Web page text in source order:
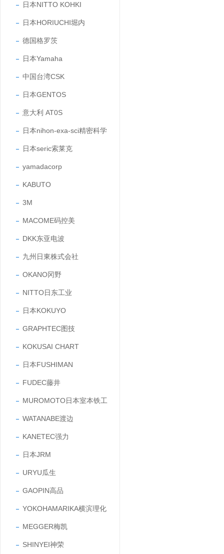
日本NITTO KOHKI
日本HORIUCHI堀内
德国格罗茨
日本Yamaha
中国台湾CSK
日本GENTOS
意大利 AT0S
日本nihon-exa-sci精密科学
日本seric索莱克
yamadacorp
KABUTO
3M
MACOME码控美
DKK东亚电波
九州日東株式会社
OKANO冈野
NITTO日东工业
日本KOKUYO
GRAPHTEC图技
KOKUSAI CHART
日本FUSHIMAN
FUDEC藤井
MUROMOTO日本室本铁工
WATANABE渡边
KANETEC强力
日本JRM
URYU瓜生
GAOPIN高品
YOKOHAMARIKA横滨理化
MEGGER梅凯
SHINYEI神荣